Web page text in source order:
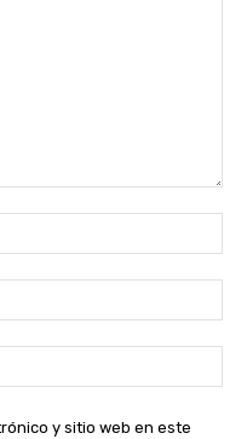
y sitio web en este